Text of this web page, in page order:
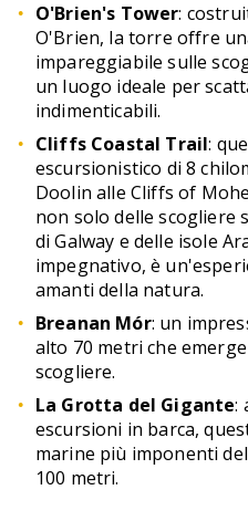
O'Brien's Tower:
O'Brien, la torre offre
impareggiabile sulle
un luogo ideale per
indimenticabili.
Cliffs Coastal Trail:
escursionistico di 8
Doolin alle Cliffs of
non solo delle scogliere
di Galway e delle isole
impegnativo, è
amanti della natura.
Breanan Mór: un
alto 70 metri che
scogliere.
La Grotta del Gigante:
escursioni in barca,
marine più imponenti
100 metri.